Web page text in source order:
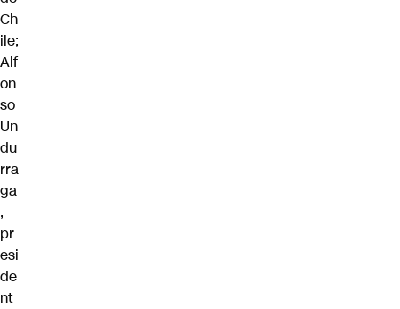
Ch
ile;
Alf
on
so
Un
du
rra
ga
,
pr
esi
de
nt